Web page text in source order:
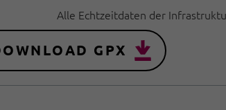
Alle Echtzeitdaten der
GPX